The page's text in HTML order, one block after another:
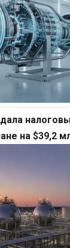
на $39,2